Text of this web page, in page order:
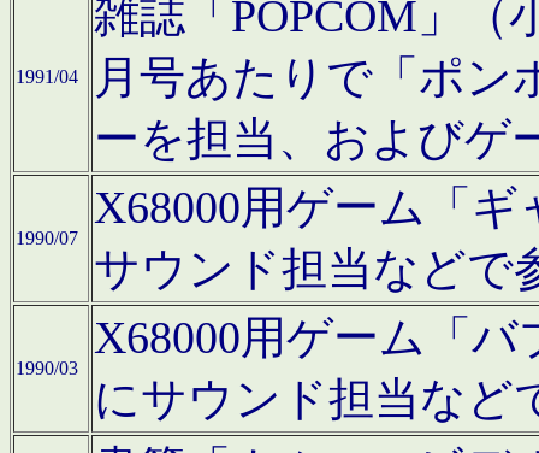
1991/04
雑誌「POPCOM」（
月号あたりで「ポン
ーを担当、およびゲ
1990/07
X68000用ゲーム「
サウンド担当などで
1990/03
X68000用ゲーム「
にサウンド担当など